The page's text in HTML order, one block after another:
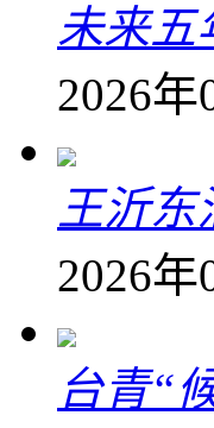
未来五
2026年
王沂东
2026年
台青“